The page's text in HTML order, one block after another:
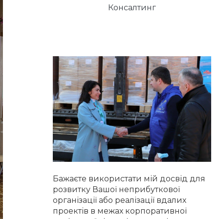
Консалтинг
Бажаєте використати мій досвід для
розвитку Вашої неприбуткової
організації або реалізації вдалих
проектів в межах корпоративної